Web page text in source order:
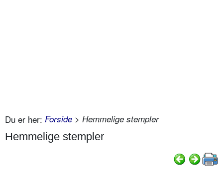
Du er her: Forside > Hemmelige stempler
Hemmelige stempler